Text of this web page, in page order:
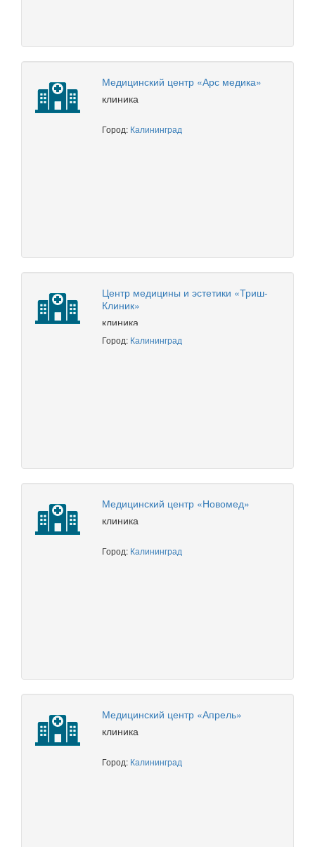
Медицинский центр «Арс медика»
клиника
Город: Калининград
Центр медицины и эстетики «Триш-
Клиник»
клиника
Город: Калининград
Медицинский центр «Новомед»
клиника
Город: Калининград
Медицинский центр «Апрель»
клиника
Город: Калининград